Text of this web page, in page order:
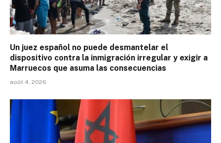
Un juez español no puede desmantelar el
dispositivo contra la inmigración irregular y exigir a
Marruecos que asuma las consecuencias
août 4, 2026